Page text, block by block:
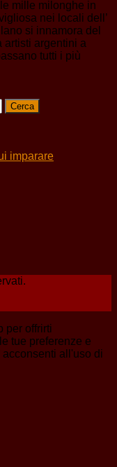
mille milonghe in
nei locali dell’
si innamora del
artisti argentini a
tutti i più
imparare
per offrirti
tue preferenze e
acconsenti all'uso di